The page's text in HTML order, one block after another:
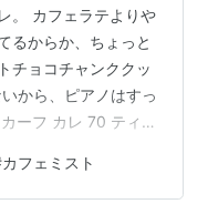
。 カフェラテよりや
るからか、ちょっと
チョコチャンククッ
から、ピアノはすっ
ーフ カレ 70 ティー
小物 エルメス カレ
パレル ブランド プ
カフェミスト